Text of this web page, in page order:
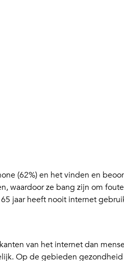
(62%) en het vinden en
waardoor ze bang zijn om
jaar heeft nooit internet
van het internet dan
Op de gebieden